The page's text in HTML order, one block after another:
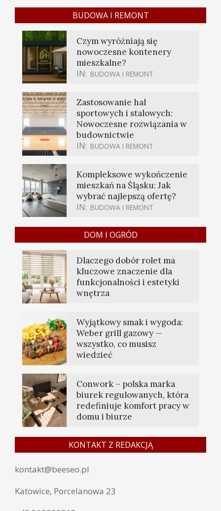
BUDOWA I REMONT
Czym wyróżniają się
nowoczesne kontenery
mieszkalne?
IN: BUDOWA I REMONT
Zastosowanie hal
sportowych i stalowych:
Nowoczesne rozwiązania w
budownictwie
IN: BUDOWA I REMONT
Kompleksowe wykończenie
mieszkań na Śląsku: Jak
wybrać najlepszą ofertę?
IN: BUDOWA I REMONT
DOM I OGRÓD
Dlaczego dobór rolet ma
kluczowe znaczenie dla
funkcjonalności i estetyki
wnętrza
Wyjątkowy smak i wygoda:
Weber grill gazowy —
wszystko, co musisz
wiedzieć
Conwork – polska marka
biurek regulowanych, która
redefiniuje komfort pracy w
domu i biurze
KONTAKT Z REDAKCJĄ
kontakt@beeseo.pl
Katowice, Porcelanowa 23